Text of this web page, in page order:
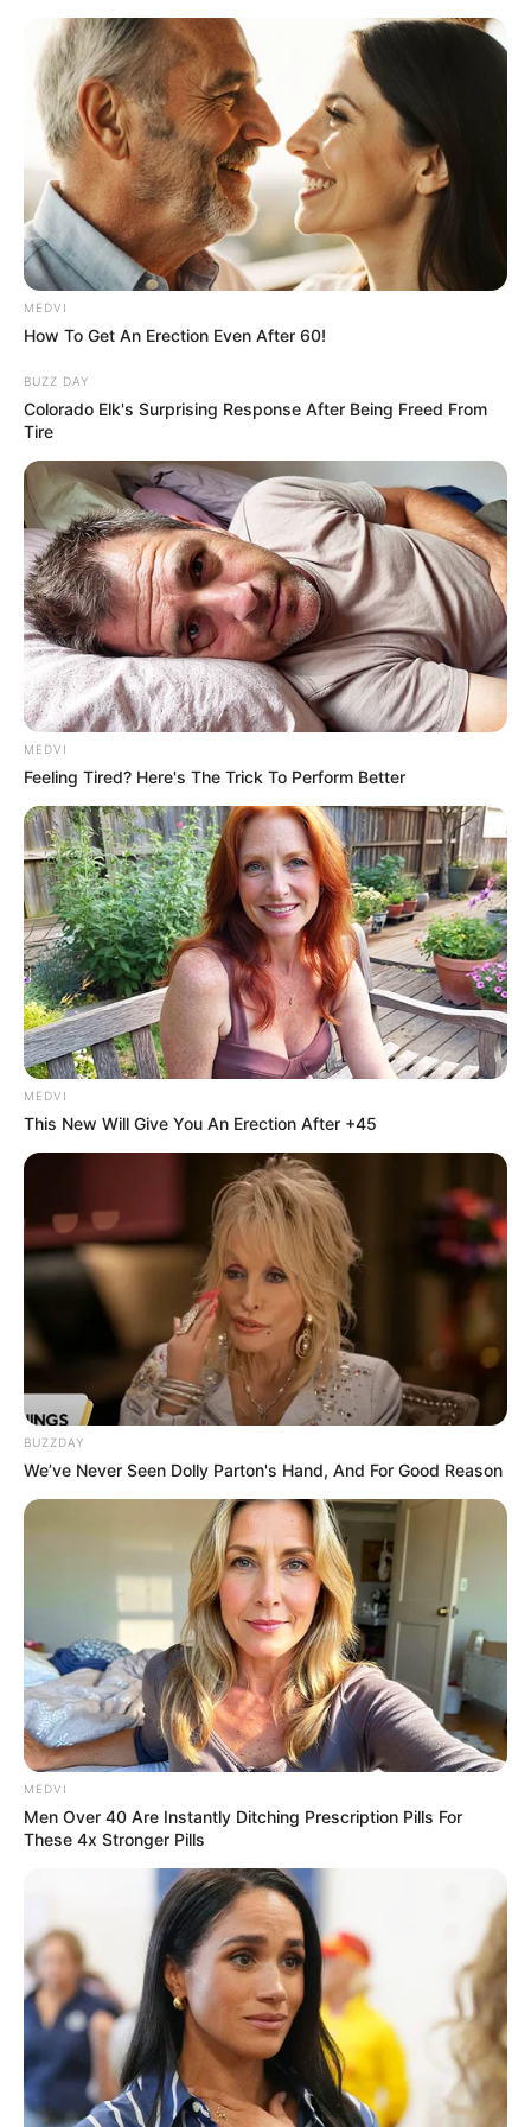
MEDVI
How To Get An Erection Even After 60!
BUZZ DAY
Colorado Elk's Surprising Response After Being Freed From
Tire
MEDVI
Feeling Tired? Here's The Trick To Perform Better
MEDVI
This New Will Give You An Erection After +45
BUZZDAY
We’ve Never Seen Dolly Parton's Hand, And For Good Reason
MEDVI
Men Over 40 Are Instantly Ditching Prescription Pills For
These 4x Stronger Pills